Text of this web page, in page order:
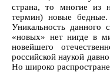
страна, то многие
термин) новые
Уникальность данного
«новых» нет нигде в
новейшего
российской наукой
Но широко